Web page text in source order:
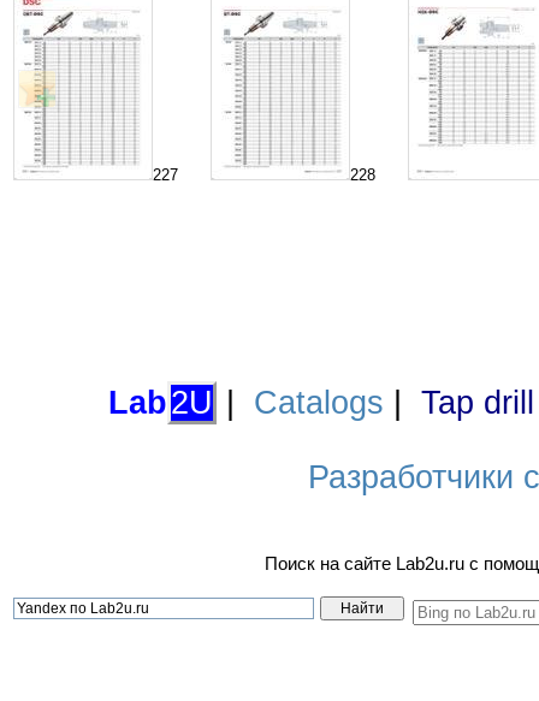
227 228
Lab2U Catalogs Tap
Разработчики
Поиск на сайте Lab2u.ru с